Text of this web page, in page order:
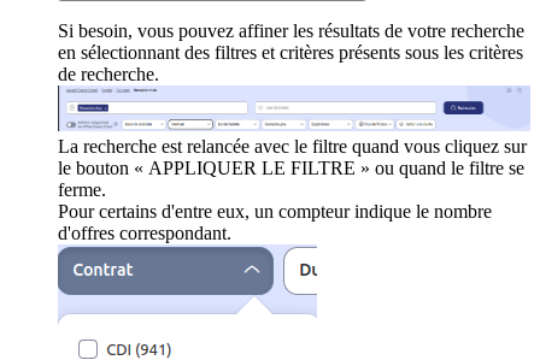
Si besoin, vous pouvez affiner les résultats de votre recherche
en sélectionnant des filtres et critères présents sous les critères
de recherche.
La recherche est relancée avec le filtre quand vous cliquez sur
le bouton « APPLIQUER LE FILTRE » ou quand le filtre se
ferme.
Pour certains d'entre eux, un compteur indique le nombre
d'offres correspondant.